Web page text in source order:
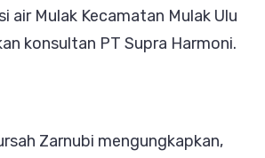
air Mulak Kecamatan Mulak Ulu
konsultan PT Supra Harmoni.
Zarnubi mengungkapkan,